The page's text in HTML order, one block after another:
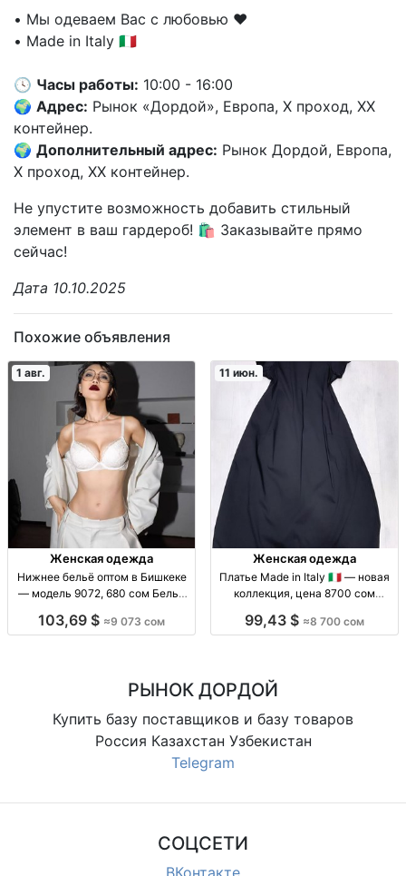
• Мы одеваем Вас с любовью ❤️
• Made in Italy 🇮🇹
🕓 Часы работы: 10:00 - 16:00
🌍 Адрес: Рынок «Дордой», Европа, X проход, XX
контейнер.
🌍 Дополнительный адрес: Рынок Дордой, Европа,
X проход, XX контейнер.
Не упустите возможность добавить стильный
элемент в ваш гардероб! 🛍️ Заказывайте прямо
сейчас!
Дата 10.10.2025
Похожие объявления
1 авг.
Женская одежда
Нижнее бельё оптом в Бишкеке
— модель 9072, 680 сом Бельё
Бишкек, рынок Дордой.
103,69 $ ≈9 073 сом
11 июн.
Женская одежда
Платье Made in Italy 🇮🇹 — новая
коллекция, цена 8700 сом
(итальянский пошив), новое
99,43 $ ≈8 700 сом
РЫНОК ДОРДОЙ
Купить базу поставщиков и базу товаров
Россия Казахстан Узбекистан
Telegram
СОЦСЕТИ
ВКонтакте